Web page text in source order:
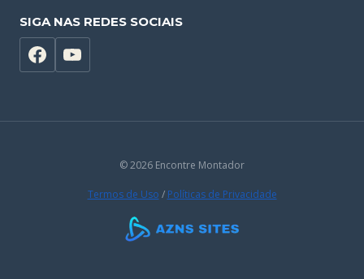
SIGA NAS REDES SOCIAIS
© 2026 Encontre Montador
Termos de Uso / Políticas de Privacidade